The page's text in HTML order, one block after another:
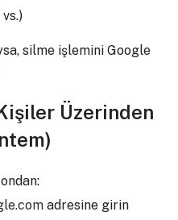
silme işlemini Google
Üzerinden
adresine girin